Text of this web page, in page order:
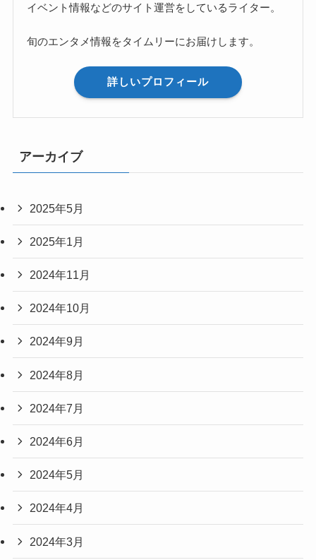
イベント情報などのサイト運営をしているライター。
旬のエンタメ情報をタイムリーにお届けします。
詳しいプロフィール
アーカイブ
2025年5月
2025年1月
2024年11月
2024年10月
2024年9月
2024年8月
2024年7月
2024年6月
2024年5月
2024年4月
2024年3月